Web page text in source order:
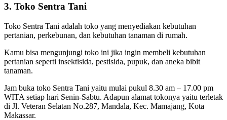
3. Toko Sentra Tani
Toko Sentra Tani adalah toko yang menyediakan kebutuhan
pertanian, perkebunan, dan kebutuhan tanaman di rumah.
Kamu bisa mengunjungi toko ini jika ingin membeli kebutuhan
pertanian seperti insektisida, pestisida, pupuk, dan aneka bibit
tanaman.
Jam buka toko Sentra Tani yaitu mulai pukul 8.30 am – 17.00 pm
WITA setiap hari Senin-Sabtu. Adapun alamat tokonya yaitu terletak
di Jl. Veteran Selatan No.287, Mandala, Kec. Mamajang, Kota
Makassar.